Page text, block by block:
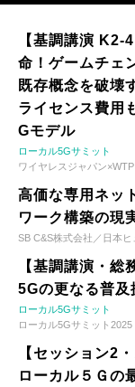
【基調講演 K2-
命！ゲームチェ
既存概念を破壊
ライセンス費用
Gモデル
ローカル5Gサミット
ワイヤレスジャパン
高価な専用ネッ
ワーク構築の現
SB C&S株式会社／日本
【基調講演・
5Gの更なる普及
ローカル5Gサミット
ローカル5Gサミット2025
【セッション2
ローカル５Ｇの